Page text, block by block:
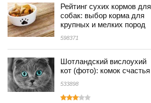
Рейтинг сухих кормов для
собак: выбор корма для
крупных и мелких пород
598371
Шотландский вислоухий
кот (фото): комок счастья
533898